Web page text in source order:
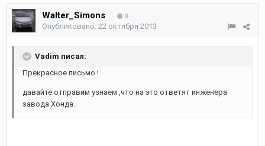
Walter_Simons 0
Опубликовано: 22 октября 2013
Vadim писал:
Прекрасное письмо !
давайте отправим узнаем ,что на это ответят инженера
завода Хонда.